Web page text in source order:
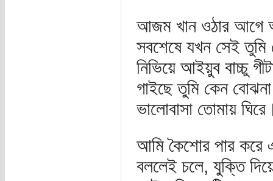
আজম খান ওঠার আগে
সবশেষে যখন সেই তুমি
নিভিয়ে আইয়ুব বাচ্চু
গাইছে তুমি কেন
ভালোবাসা তোমায়
আমি কৈশোর পার
বললেই চলে, যুক্তি